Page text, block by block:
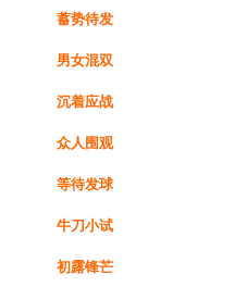
蓄势待发
男女混双
沉着应战
众人围观
等待发球
牛刀小试
初露锋芒